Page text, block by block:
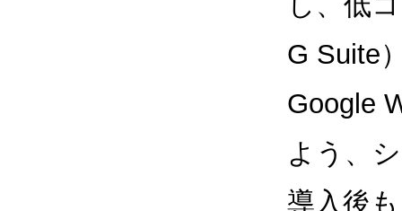
G Suite
Google
よう、
導入後